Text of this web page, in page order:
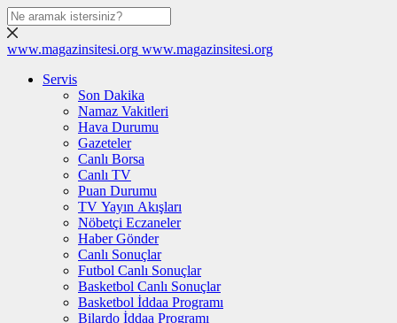
www.magazinsitesi.org www.magazinsitesi.org
Servis
Son Dakika
Namaz Vakitleri
Hava Durumu
Gazeteler
Canlı Borsa
Canlı TV
Puan Durumu
TV Yayın Akışları
Nöbetçi Eczaneler
Haber Gönder
Canlı Sonuçlar
Futbol Canlı Sonuçlar
Basketbol Canlı Sonuçlar
Basketbol İddaa Programı
Bilardo İddaa Programı